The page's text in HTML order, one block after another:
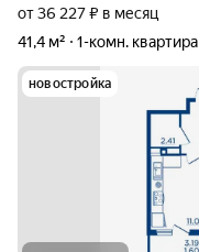
от 36 227 ₽ в месяц
41,4 м²
1-комн. квартира
новостройка